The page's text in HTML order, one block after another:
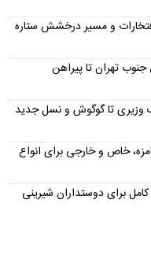
و مسیر درخشش ستاره
تهران تا پیراهن
وزیری تا گوگوش و نسل جدید
از ۳۰۰ اسم زیبا، بامزه، خاص و خارجی برای انواع
برای دوستداران شیرینی